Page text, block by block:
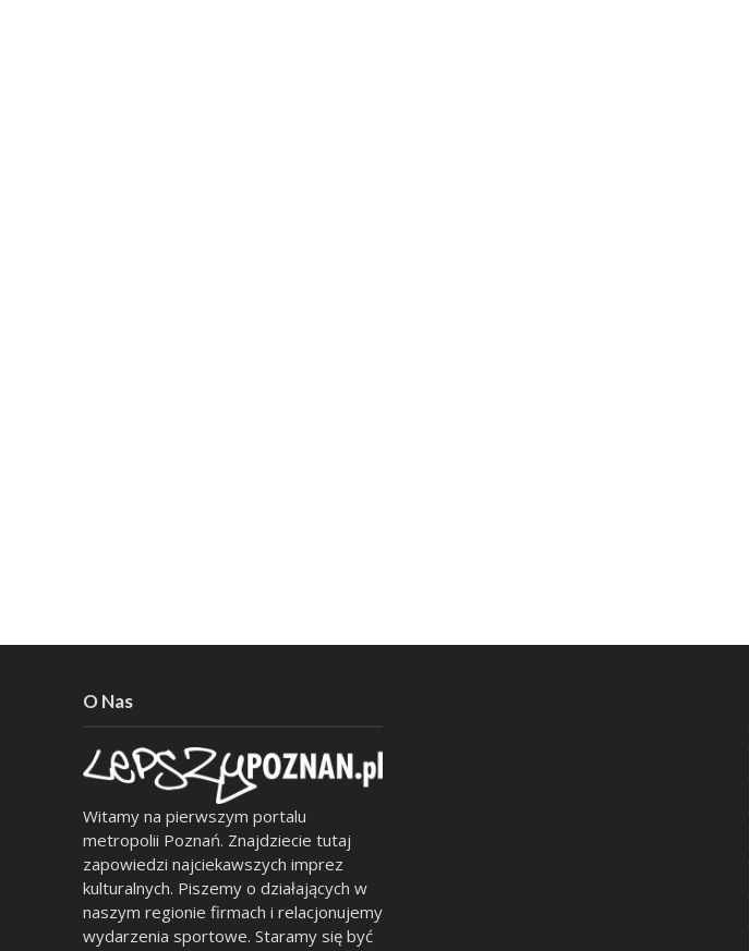
O Nas
Witamy na pierwszym portalu
metropolii Poznań. Znajdziecie tutaj
zapowiedzi najciekawszych imprez
kulturalnych. Piszemy o działających w
naszym regionie firmach i relacjonujemy
wydarzenia sportowe. Staramy się być